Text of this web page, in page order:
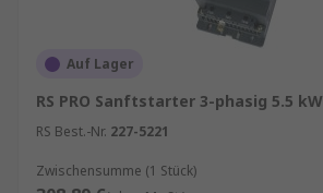
Auf Lager
RS PRO Sanftstarter 3-phasig 5.5 kW
RS Best.-Nr. 227-5221
Zwischensumme (1 Stück)